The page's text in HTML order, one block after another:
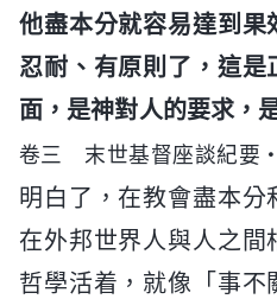
他盡本分就容易達到果
忍耐、有原則了，這
面，是神對人的要求，
卷三 末世基督座談紀要・
明白了，在教會盡本分
在外邦世界人與人之間
哲學活着，就像「事不